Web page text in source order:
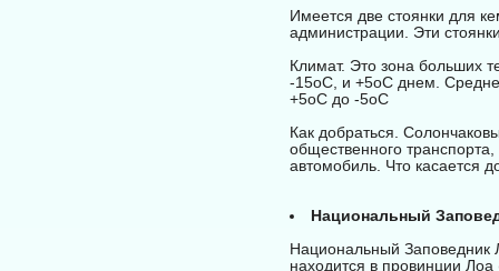
Имеется две стоянки для
администрации. Эти
Климат. Это зона больших
-15оС, и +5оС днем.
+5оС до -5оС
Как добраться.
общественного
автомобиль. Что касается
Национальный
Национальный Заповедник
находится в провинции